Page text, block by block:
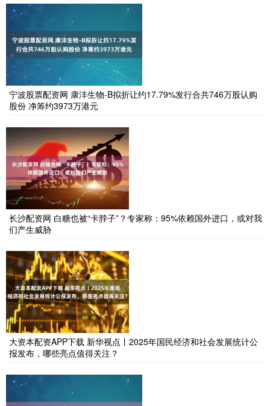
宁波股票配资网 康沣生物-B拟折让约17.79%发行合共746万股认购
股份 净筹约3973万港元
长沙配资网 白糖也被“卡脖子”？专家称：95%依赖国外进口，或对我
们产生威胁
大资本配资APP下载 新华视点丨2025年国民经济和社会发展统计公
报发布，哪些亮点值得关注？